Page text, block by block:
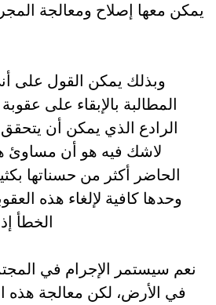
يمكن معها إصلاح ومعالجة
وبذلك يمكن القول على
المطالبة بالإبقاء على عقوبة
الرادع الذي يمكن أن يتحقق
لاشك فيه هو أن مساوئ
الحاضر أكثر من حسناتها
وحدها كافية لإلغاء هذه
الخطأ
نعم سيستمر الإجرام في
في الأرض، لكن معالجة هذه